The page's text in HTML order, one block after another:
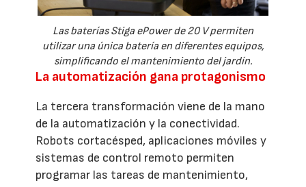
Las baterías Stiga ePower de 20 V permiten
utilizar una única batería en diferentes equipos,
simplificando el mantenimiento del jardín.
La automatización gana protagonismo
La tercera transformación viene de la mano
de la automatización y la conectividad.
Robots cortacésped, aplicaciones móviles y
sistemas de control remoto permiten
programar las tareas de mantenimiento,